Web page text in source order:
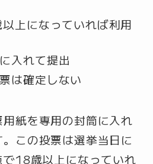
上になっていれば利用
入れて提出
は確定しない
紙を専用の封筒に入れ
この投票は選挙当日に
18歳以上になっていれ